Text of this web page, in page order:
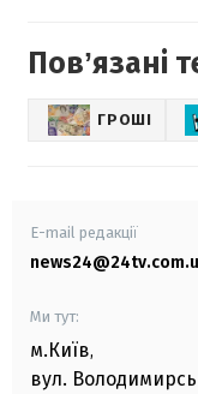
Повʼязані
ГРОШІ
E-mail редакції
Ми тут:
м.Київ,
вул.